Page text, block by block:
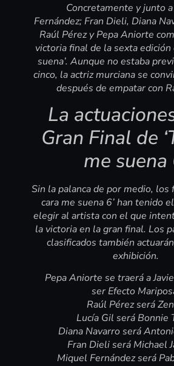
Concretamente y junto
Fernández; Fran Dieli, Diana
Raúl Pérez y Pepa Aniorte
victoria final de la sexta edición
suena’. Aunque no estaba
cinco, la actriz murciana se
después de empatar con
La
Gran Final de
me suena
Sin la palanca de por medio, los
cara me suena 6’ han tenido
elegir al artista con el que
la victoria en la gran final. Los
clasificados también
exhibición.
Pepa Aniorte se traerá a
ser Efecto
Raúl Pérez será
Lucía Gil será Bonnie
Diana Navarro será
Fran Dieli será Michael
Miquel Fernández será